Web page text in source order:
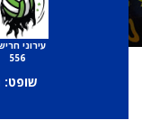
עירוני
556
שופט: